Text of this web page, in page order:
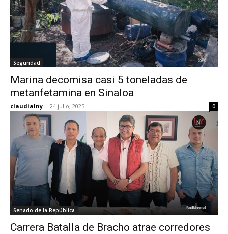
Seguridad
Marina decomisa casi 5 toneladas de
metanfetamina en Sinaloa
claudialny - 24 julio, 2025 0
Senado de la República
Carrera Batalla de Bracho atrae corredores